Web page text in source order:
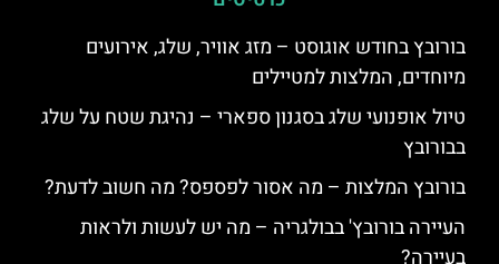
בורובץ בחודש אוגוסט – מזג אוויר, שלג, אירועים
מיוחדים, המלצות למטיילים
טיול אופנועי שלג בסגנון ספארי – נהיגת שטח על שלג
בבורובץ
בורובץ המלצות – מה אסור לפספס? מה חשוב לדעת?
העיירה בורובץ' בבולגריה – מה יש לעשות ולראות